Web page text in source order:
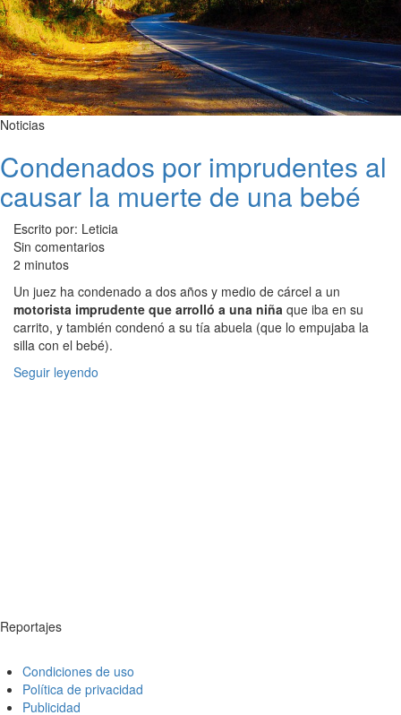
Noticias
Condenados por imprudentes al
causar la muerte de una bebé
Escrito por: Leticia
Sin comentarios
2 minutos
Un juez ha condenado a dos años y medio de cárcel a un
motorista imprudente que arrolló a una niña que iba en su
carrito, y también condenó a su tía abuela (que lo empujaba la
silla con el bebé).
Seguir leyendo
Reportajes
Condiciones de uso
Política de privacidad
Publicidad